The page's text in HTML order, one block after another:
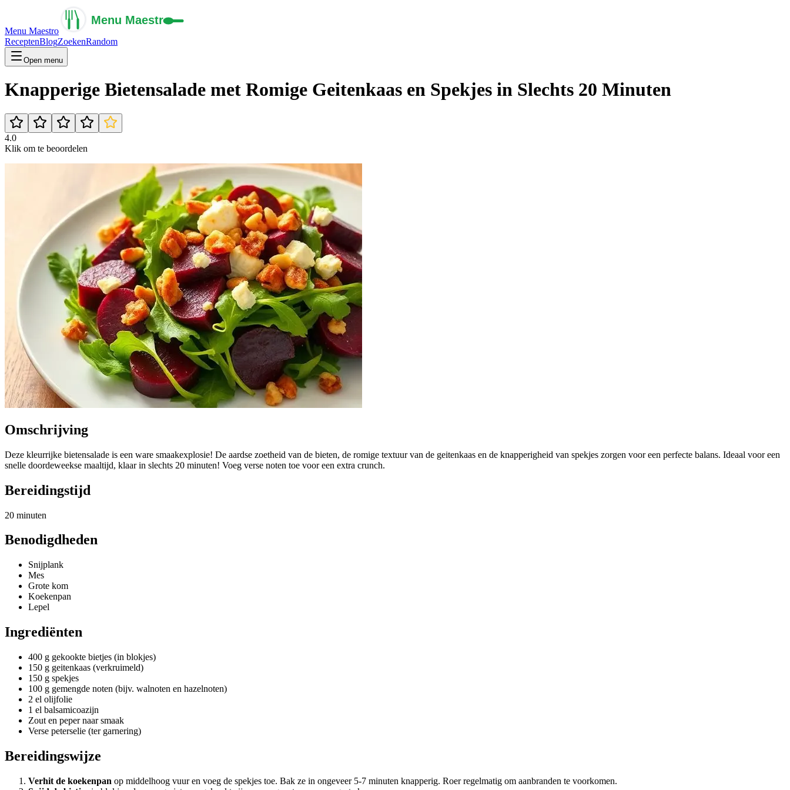
Menu Maestro
ReceptenBlogZoekenRandom
Open menu
Knapperige Bietensalade met Romige Geitenkaas en Spekjes in Slechts 20 Minuten
4.0
Klik om te beoordelen
Omschrijving
Deze kleurrijke bietensalade is een ware smaakexplosie! De aardse zoetheid van de bieten, de romige textuur van de geitenkaas en de knapperigheid van spekjes zorgen voor een perfecte balans. Ideaal voor een
snelle doordeweekse maaltijd, klaar in slechts 20 minuten! Voeg verse noten toe voor een extra crunch.
Bereidingstijd
20 minuten
Benodigdheden
Snijplank
Mes
Grote kom
Koekenpan
Lepel
Ingrediënten
400 g gekookte bietjes (in blokjes)
150 g geitenkaas (verkruimeld)
150 g spekjes
100 g gemengde noten (bijv. walnoten en hazelnoten)
2 el olijfolie
1 el balsamicoazijn
Zout en peper naar smaak
Verse peterselie (ter garnering)
Bereidingswijze
Verhit de koekenpan op middelhoog vuur en voeg de spekjes toe. Bak ze in ongeveer 5-7 minuten knapperig. Roer regelmatig om aanbranden te voorkomen.